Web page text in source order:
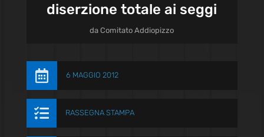
diserzione totale ai seggi
daComitato Addiopizzo
 6 MAGGIO 2012
 RASSEGNA STAMPA